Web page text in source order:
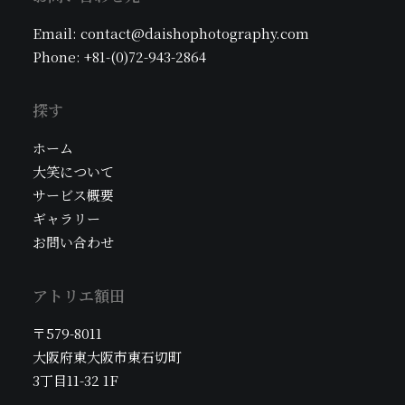
択
で
き
ま
Email: contact@daishophotography.com
Phone: +81-(0)72-943-2864
探す
ホーム
大笑について
サービス概要
ギャラリー
お問い合わせ
アトリエ額田
〒579-8011
大阪府東大阪市東石切町
3丁目11-32 1F